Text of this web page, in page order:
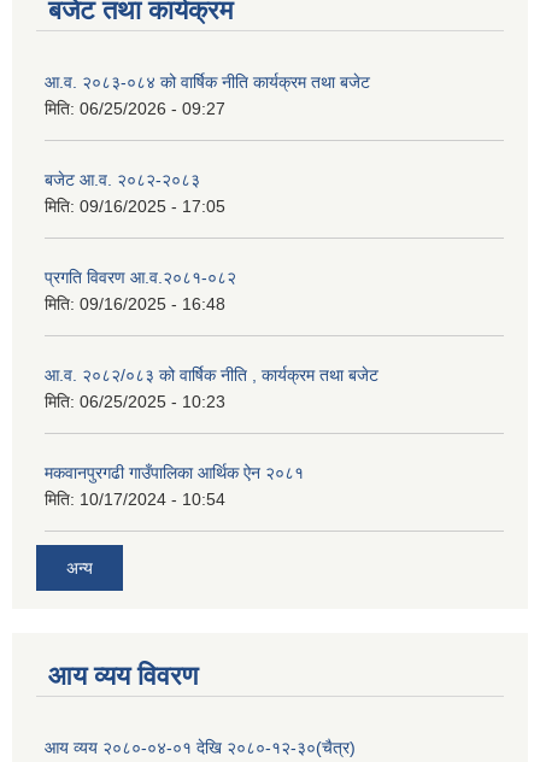
बजेट तथा कार्यक्रम
आ.व. २०८३-०८४ को वार्षिक नीति कार्यक्रम तथा बजेट
मिति: 06/25/2026 - 09:27
बजेट आ.व. २०८२-२०८३
मिति: 09/16/2025 - 17:05
प्रगति विवरण आ.व.२०८१-०८२
मिति: 09/16/2025 - 16:48
आ.व. २०८२/०८३ को वार्षिक नीति , कार्यक्रम तथा बजेट
मिति: 06/25/2025 - 10:23
मकवानपुरगढी गाउँपालिका आर्थिक ‌‌‌ऐन २०८१
मिति: 10/17/2024 - 10:54
अन्य
आय व्यय विवरण
आय व्यय २०८०-०४-०१ देखि २०८०-१२-३०(चैत्र)